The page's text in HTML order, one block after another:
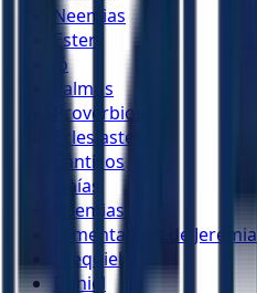
Neemias
Ester
Jó
Salmos
Provérbios
Eclesiastes
Cânticos
Isaías
Jeremias
Lamentações de Jeremias
Ezequiel
Daniel